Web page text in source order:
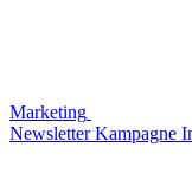
Marketing
Newsletter Kampagne